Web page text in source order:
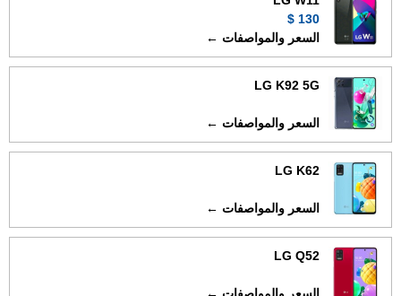
130 $
السعر والمواصفات ←
LG K92 5G
السعر والمواصفات ←
LG K62
السعر والمواصفات ←
LG Q52